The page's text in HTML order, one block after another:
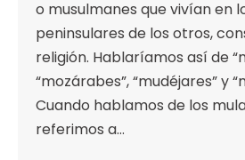
o musulmanes que vivían en
peninsulares de los otros,
religión. Hablaríamos así de
“mozárabes”, “mudéjares” y
Cuando hablamos de los
referimos a…